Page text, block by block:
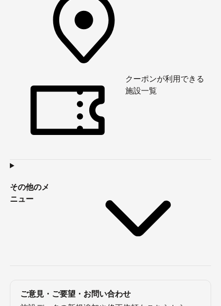
クーポンが利用できる
施設一覧
その他のメ
ニュー
ご意見・ご要望・お問い合わせ